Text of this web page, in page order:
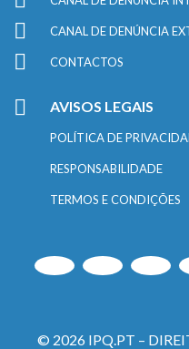
CANAL DE DENÚNCIA
CONTACTOS
AVISOS LEGAIS
POLÍTICA DE
RESPONSABILIDADE
TERMOS E CONDIÇÕES
© 2026 IPQ.PT –